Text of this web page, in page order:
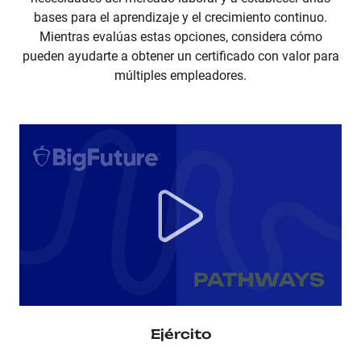
bases para el aprendizaje y el crecimiento continuo.
Mientras evalúas estas opciones, considera cómo
pueden ayudarte a obtener un certificado con valor para
múltiples empleadores.
Ejército